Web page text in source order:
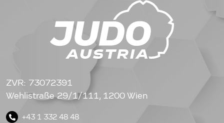
ZVR: 73072391
Wehlistraße 29/1/111, 1200 Wien
+43 1 332 48 48